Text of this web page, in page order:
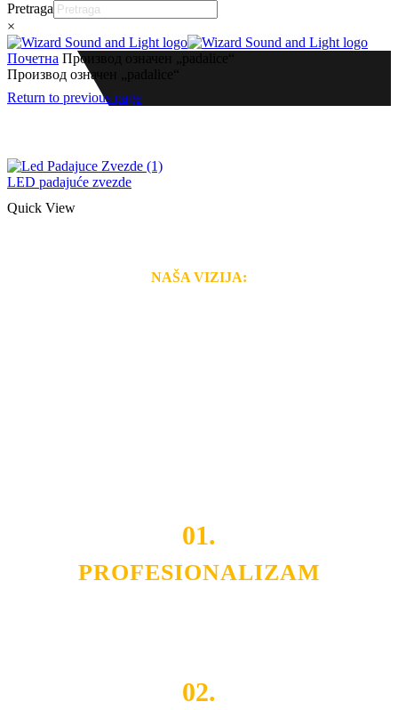
Pretraga
×
Почетна Производ oзначен „padalice“
Производ oзначен „padalice“
Return to previous page
LED padajuće zvezde
Quick View
NAŠA VIZIJA:
01.
PROFESIONALIZAM
02.